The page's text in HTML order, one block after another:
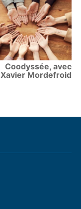
Coodyssée, avec
Xavier Mordefroid